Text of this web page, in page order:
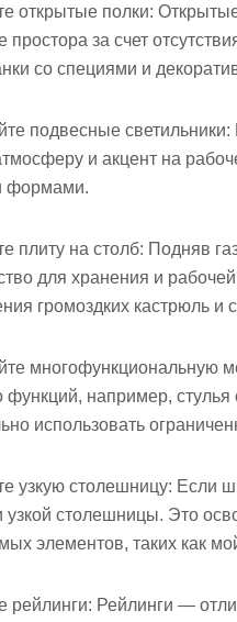
открытые полки:
за счет
со специями и
подвесные
и акцент на
формами.
плиту на столб: Подняв
для хранения и
громоздких кастрюль и
многофункциональную
функций, например,
использовать
узкую столешницу: Если
узкой столешницы. Это
элементов, таких как
рейлинги: Рейлинги —